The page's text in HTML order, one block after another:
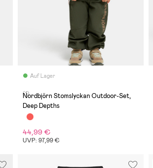
Auf Lager
(1)
Nordbjörn Stomslyckan Outdoor-Set,
Deep Depths
44,99 €
UVP: 97,99 €